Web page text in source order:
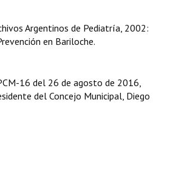
Coordinadora
Argentinos de Pediatría, 2002:
en Bariloche.
16 del 26 de agosto de 2016,
del Concejo Municipal, Diego